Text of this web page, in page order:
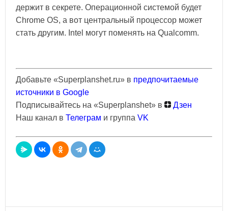
держит в секрете. Операционной системой будет
Chrome OS, а вот центральный процессор может
стать другим. Intel могут поменять на Qualcomm.
Добавьте «Superplanshet.ru» в предпочитаемые
источники в Google
Подписывайтесь на «Superplanshet» в
Дзен
Наш канал в Телеграм и группа VK